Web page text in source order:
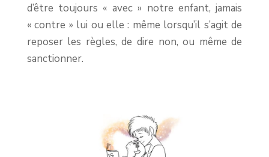
d’être toujours « avec » notre enfant, jamais
« contre » lui ou elle : même lorsqu’il s’agit de
reposer les règles, de dire non, ou même de
sanctionner.